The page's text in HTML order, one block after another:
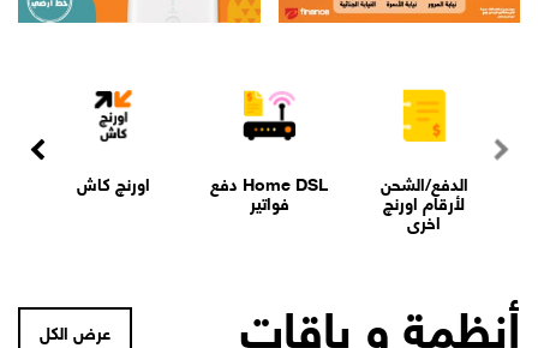
الدفع/الشحن
لأرقام اورنچ
اخرى
Home DSL دفع
فواتير
اورنچ كاش
أنظمة و باقات عرض الكل